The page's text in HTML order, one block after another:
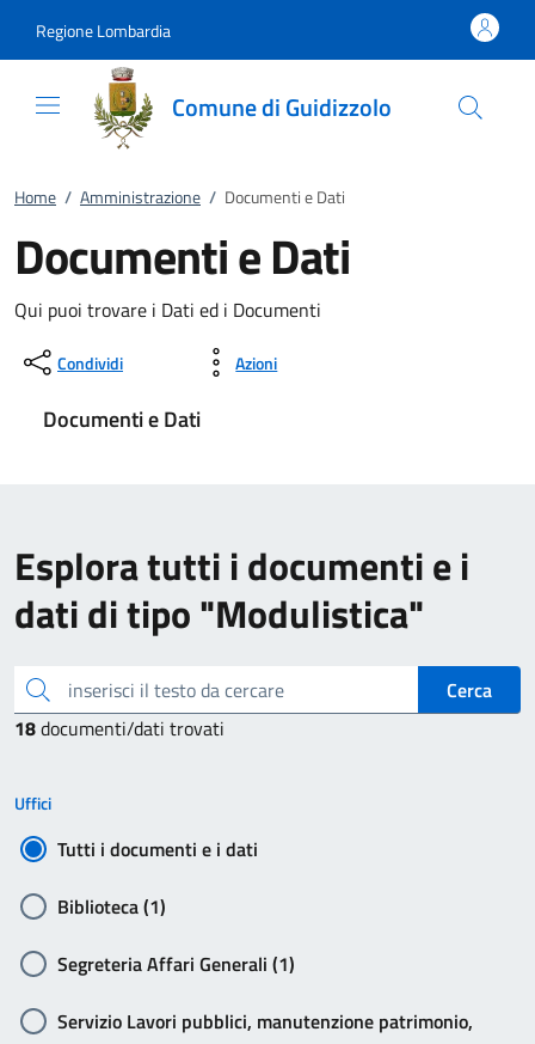
Regione Lombardia
Comune di Guidizzolo
Home / Amministrazione / Documenti e Dati
Documenti e Dati
Qui puoi trovare i Dati ed i Documenti
Condividi Azioni
Documenti e Dati
Esplora tutti i documenti e i
dati di tipo "Modulistica"
inserisci il testo da cercare
Cerca
18documenti/dati trovati
Uffici
Tutti i documenti e i dati
Biblioteca (1)
Segreteria Affari Generali (1)
Servizio Lavori pubblici, manutenzione patrimonio,